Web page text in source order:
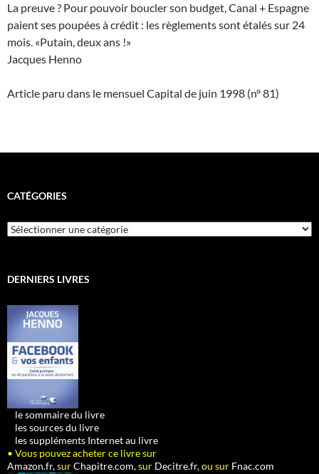
La preuve ? Pour pouvoir boucler son budget, Canal + Espagne
paient ses poupées à crédit : les règlements sont étalés sur 24
mois. «Putain, deux ans !»
Jacques Henno
Article paru dans le mensuel Capital de juin 1998 (n° 81)
CATÉGORIES
Catégories
DERNIERS LIVRES
le sommaire du livre
les sources du livre
les suppléments Internet au livre
• Vous pouvez acheter ce livre sur
Amazon.fr,surChapitre.com,sur Decitre.fr,ou sur Fnac.com